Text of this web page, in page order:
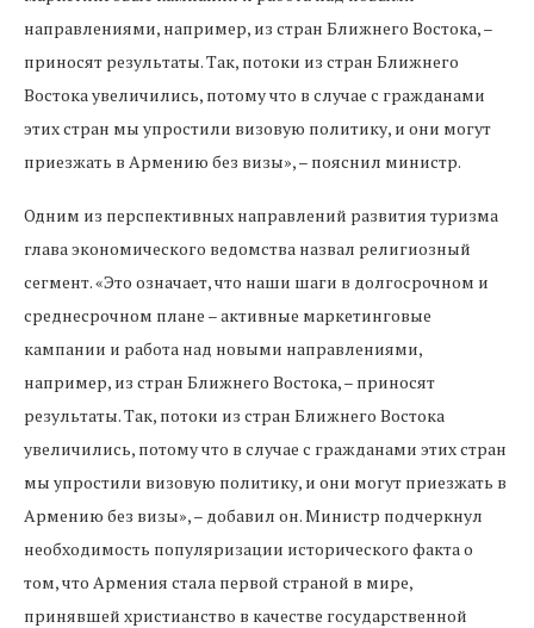
направлениями, например, из стран Ближнего Востока, –
приносят результаты. Так, потоки из стран Ближнего
Востока увеличились, потому что в случае с гражданами
этих стран мы упростили визовую политику, и они могут
приезжать в Армению без визы», – пояснил министр.
Одним из перспективных направлений развития туризма
глава экономического ведомства назвал религиозный
сегмент. «Это означает, что наши шаги в долгосрочном и
среднесрочном плане – активные маркетинговые
кампании и работа над новыми направлениями,
например, из стран Ближнего Востока, – приносят
результаты. Так, потоки из стран Ближнего Востока
увеличились, потому что в случае с гражданами этих стран
мы упростили визовую политику, и они могут приезжать в
Армению без визы», – добавил он. Министр подчеркнул
необходимость популяризации исторического факта о
том, что Армения стала первой страной в мире,
принявшей христианство в качестве государственной